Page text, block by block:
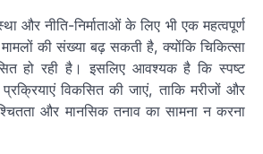
और नीति-निर्माताओं के लिए भी एक महत्वपूर्ण
की संख्या बढ़ सकती है, क्योंकि चिकित्सा
हो रही है। इसलिए आवश्यक है कि स्पष्ट
प्रक्रियाएं विकसित की जाएं, ताकि मरीजों और
और मानसिक तनाव का सामना न करना